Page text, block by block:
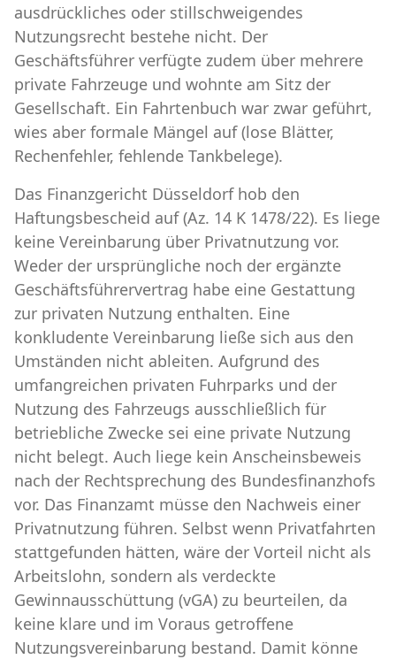
ausdrückliches oder stillschweigendes
Nutzungsrecht bestehe nicht. Der
Geschäftsführer verfügte zudem über mehrere
private Fahrzeuge und wohnte am Sitz der
Gesellschaft. Ein Fahrtenbuch war zwar geführt,
wies aber formale Mängel auf (lose Blätter,
Rechenfehler, fehlende Tankbelege).
Das Finanzgericht Düsseldorf hob den
Haftungsbescheid auf (Az. 14 K 1478/22). Es liege
keine Vereinbarung über Privatnutzung vor.
Weder der ursprüngliche noch der ergänzte
Geschäftsführervertrag habe eine Gestattung
zur privaten Nutzung enthalten. Eine
konkludente Vereinbarung ließe sich aus den
Umständen nicht ableiten. Aufgrund des
umfangreichen privaten Fuhrparks und der
Nutzung des Fahrzeugs ausschließlich für
betriebliche Zwecke sei eine private Nutzung
nicht belegt. Auch liege kein Anscheinsbeweis
nach der Rechtsprechung des Bundesfinanzhofs
vor. Das Finanzamt müsse den Nachweis einer
Privatnutzung führen. Selbst wenn Privatfahrten
stattgefunden hätten, wäre der Vorteil nicht als
Arbeitslohn, sondern als verdeckte
Gewinnausschüttung (vGA) zu beurteilen, da
keine klare und im Voraus getroffene
Nutzungsvereinbarung bestand. Damit könne